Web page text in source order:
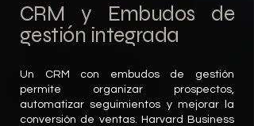
CRM y Embudos de
gestión integrada
Un CRM con embudos de gestión
permite organizar prospectos,
automatizar seguimientos y mejorar la
conversión de ventas. Harvard Business